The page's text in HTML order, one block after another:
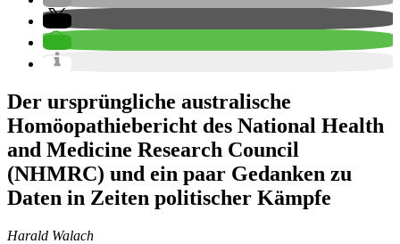
Der ursprüngliche australische
Homöopathiebericht des National Health
and Medicine Research Council
(NHMRC) und ein paar Gedanken zu
Daten in Zeiten politischer Kämpfe
Harald Walach